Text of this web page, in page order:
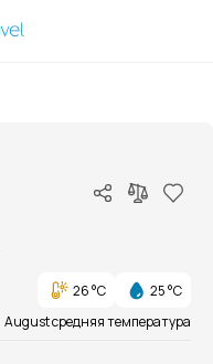
26 °C
25 °C
August средняя температура